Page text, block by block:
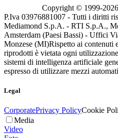
Copyright © 1999-2026
P.Iva 03976881007 - Tutti i diritti
Mediamond S.p.A. - RTI S.p.A.,
Amsterdam (Paesi Bassi) - Uffici
Monzese (MI)Rispetto ai contenuti
riprodotti è vietata ogni
sistemi di intelligenza artificiale
espresso di utilizzare mezzi
Legal
CorporatePrivacy PolicyCookie
Media
Video